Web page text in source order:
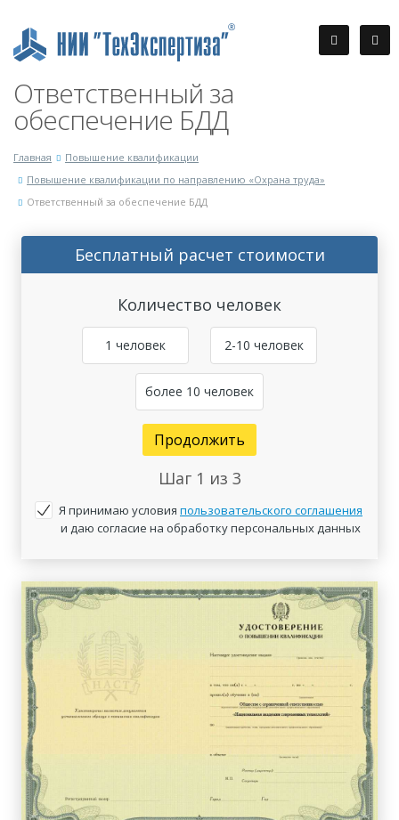
Ответственный за
обеспечение БДД
Главная
Повышение квалификации
Повышение квалификации по направлению «Охрана труда»
Ответственный за обеспечение БДД
Бесплатный расчет стоимости
Количество человек
1 человек 2-10 человек
более 10 человек
Продолжить
Шаг 1 из 3
Я принимаю условия пользовательского соглашения
и даю согласие на обработку персональных данных